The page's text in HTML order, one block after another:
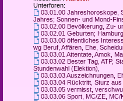
Unterforen:
03.01.00 Jahreshoroskope,
Jahres; Sonnen- und Mond-
03.02.00 Bevölkerung, Zu-
03.02.01 Geburten;
03.03.00 öffentliches
wg Beruf, Affären, Ehe,
03.03.01 Attentate, Amok,
03.03.02 Bester Tag, ATP,
Stundenwahl (Elektion)
03.03.03 Auszeichnungen,
03.03.04 Rücktritt, Sturz
03.03.05 vermisst,
03.03.06 Sport, MC/ZE,